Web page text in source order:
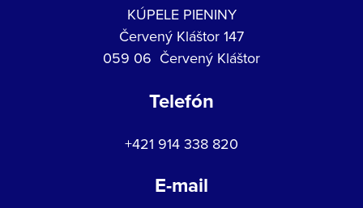
KÚPELE PIENINY
Červený Kláštor 147
059 06 Červený Kláštor
Telefón
+421 914 338 820
E-mail